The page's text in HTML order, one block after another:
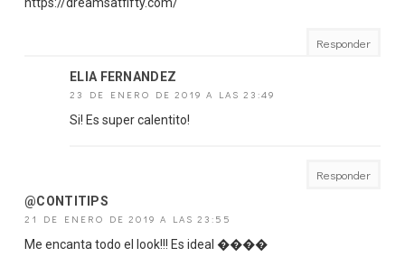
Responder
ELIA FERNANDEZ
23 DE ENERO DE 2019 A LAS 23:49
Si! Es super calentito!
Responder
@CONTITIPS
21 DE ENERO DE 2019 A LAS 23:55
Me encanta todo el look!!! Es ideal ����